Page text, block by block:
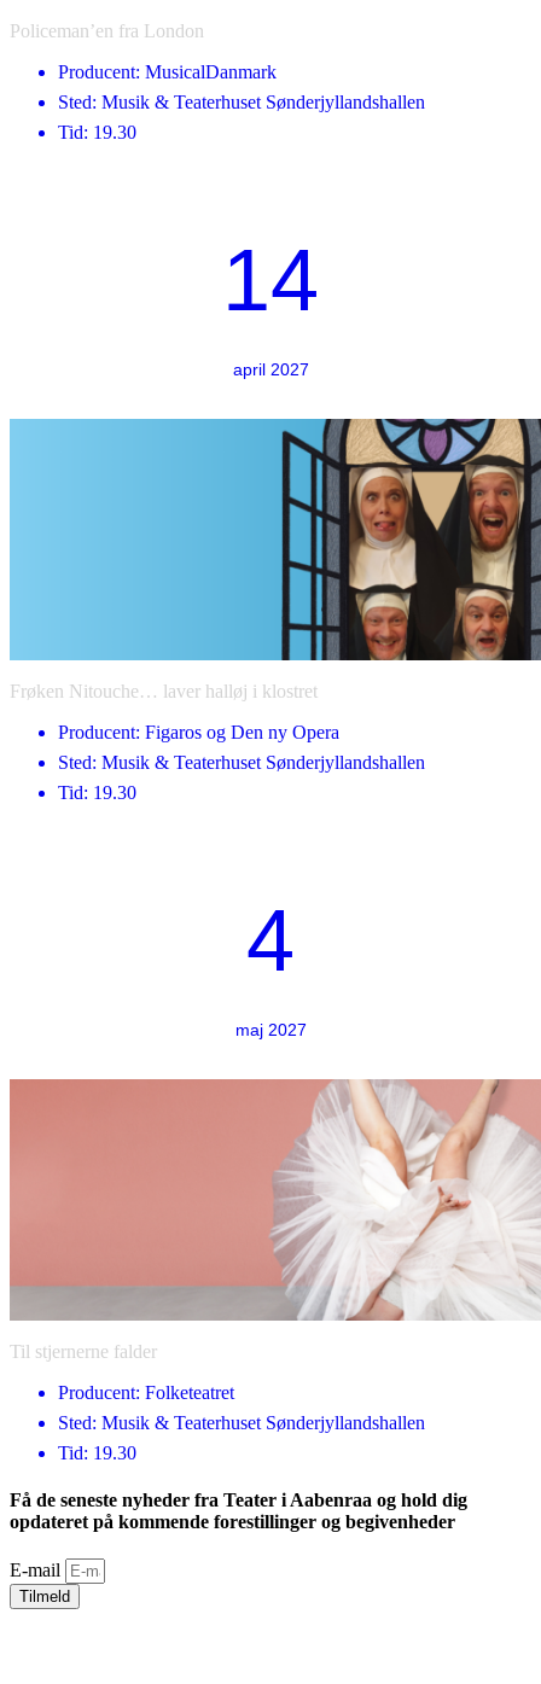
Policeman’en fra London
Producent: MusicalDanmark
Sted: Musik & Teaterhuset Sønderjyllandshallen
Tid: 19.30
14
april 2027
Frøken Nitouche… laver halløj i klostret
Producent: Figaros og Den ny Opera
Sted: Musik & Teaterhuset Sønderjyllandshallen
Tid: 19.30
4
maj 2027
Til stjernerne falder
Producent: Folketeatret
Sted: Musik & Teaterhuset Sønderjyllandshallen
Tid: 19.30
Få de seneste nyheder fra Teater i Aabenraa og hold dig
opdateret på kommende forestillinger og begivenheder
E-mail
Tilmeld